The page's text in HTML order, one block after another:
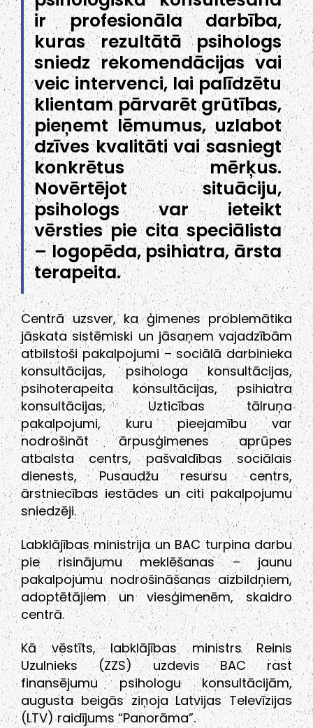
ir profesionāla darbība,
kuras rezultātā psihologs
sniedz rekomendācijas vai
veic intervenci, lai palīdzētu
klientam pārvarēt grūtības,
pieņemt lēmumus, uzlabot
dzīves kvalitāti vai sasniegt
konkrētus mērķus.
Novērtējot situāciju,
psihologs var ieteikt
vērsties pie cita speciālista
– logopēda, psihiatra, ārsta
terapeita.
Centrā uzsver, ka ģimenes problemātika
jāskata sistēmiski un jāsaņem vajadzībām
atbilstoši pakalpojumi – sociālā darbinieka
konsultācijas, psihologa konsultācijas,
psihoterapeita konsultācijas, psihiatra
konsultācijas, Uzticības tālruņa
pakalpojumi, kuru pieejamību var
nodrošināt ārpusģimenes aprūpes
atbalsta centrs, pašvaldības sociālais
dienests, Pusaudžu resursu centrs,
ārstniecības iestādes un citi pakalpojumu
sniedzēji.
Labklājības ministrija un BAC turpina darbu
pie risinājumu meklēšanas – jaunu
pakalpojumu nodrošināšanas aizbildņiem,
adoptētājiem un viesģimenēm, skaidro
centrā.
Kā vēstīts, labklājības ministrs Reinis
Uzulnieks (ZZS) uzdevis BAC rast
finansējumu psihologu konsultācijām,
augusta beigās ziņoja Latvijas Televīzijas
(LTV) raidījums “Panorāma”.